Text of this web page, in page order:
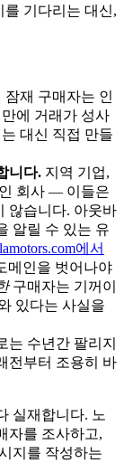
기다리는 대신,
잠재 구매자는 인
에 거래가 성사
대신 직접 만들
니다. 지역 기업,
회사 — 이들은
않습니다. 아웃바
알릴 수 있는 유
에서
메인을 벗어나야
구매자는 기꺼이
있다는 사실을
는 수년간 팔리지
전부터 조용히 바
실재합니다. 노
자를 조사하고,
지를 작성하는